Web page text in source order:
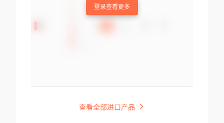
登录查看更多
查看全部进口产品